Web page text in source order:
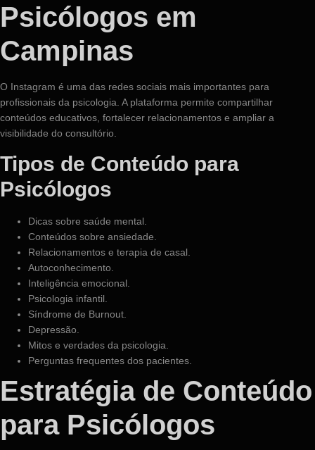
Psicólogos em
Campinas
O Instagram é uma das redes sociais mais importantes para
profissionais da psicologia. A plataforma permite compartilhar
conteúdos educativos, fortalecer relacionamentos e ampliar a
visibilidade do consultório.
Tipos de Conteúdo para
Psicólogos
Dicas sobre saúde mental.
Conteúdos sobre ansiedade.
Relacionamentos e terapia de casal.
Autoconhecimento.
Inteligência emocional.
Psicologia infantil.
Síndrome de Burnout.
Depressão.
Mitos e verdades da psicologia.
Perguntas frequentes dos pacientes.
Estratégia de Conteúdo
para Psicólogos